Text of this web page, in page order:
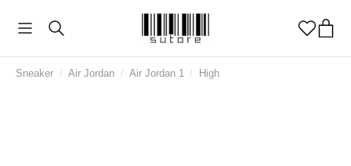
Sneaker / Air Jordan / Air Jordan 1 / High